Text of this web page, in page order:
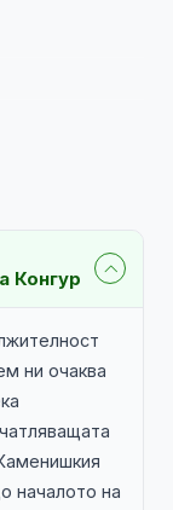
Конгур
ни очаква
началото на